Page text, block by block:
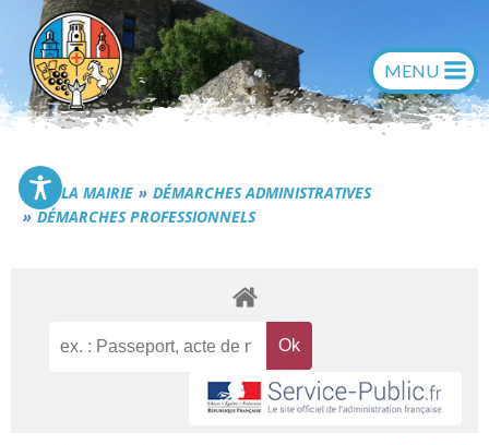
contenu
Commune de Générac
LA MAIRIE
DÉMARCHES ADMINISTRATIVES
DÉMARCHES PROFESSIONNELS